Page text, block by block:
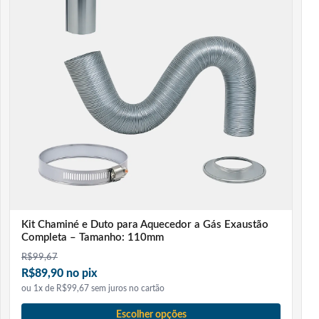
Facilita a instalação de bombas de pressurização
Reduz vibrações e ruídos hidráulicos
Material resistente para longa durabilidade
Características Técnicas
Dimensão: 1” x 50 cm
Material externo: malha em Aço Inox AISI 304
Temperatura de operação: 0 ºC a 90 ºC
Aplicações: sucção e recalque em bombas de
pressurização, sistemas de aquecimento e hidráulica em
Garantia: 1 ano contra defeitos de fabricação
Kit Chaminé e Duto para Aquecedor a Gás Exaustão
Completa – Tamanho: 110mm
R$99,67
R$89,90 no pix
ou 1x de R$99,67 sem juros no cartão
Escolher opções